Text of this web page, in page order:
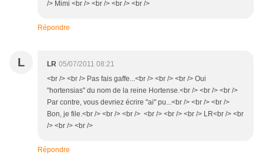
/> Mimi <br /> <br /> <br /> <br />
Répondre
L LR 05/07/2011 08:21
<br /> <br /> Pas fais gaffe...<br /> <br /> <br /> Oui
"hortensias" du nom de la reine Hortense.<br /> <br /> <br />
Par contre, vous devriez écrire "ai" pu...<br /> <br /> <br />
Bon, je file.<br /> <br /> <br /> <br /> <br /> <br /> LR<br /> <br
/> <br /> <br />
Répondre